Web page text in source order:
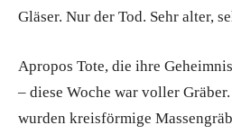
Gläser. Nur der Tod. Sehr alter,
Apropos Tote, die ihre
– diese Woche war voller
wurden kreisförmige